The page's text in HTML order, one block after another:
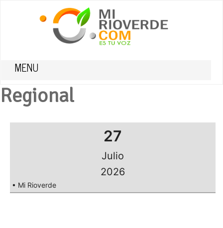
MENU
Regional
27
Julio
2026
• Mi Rioverde